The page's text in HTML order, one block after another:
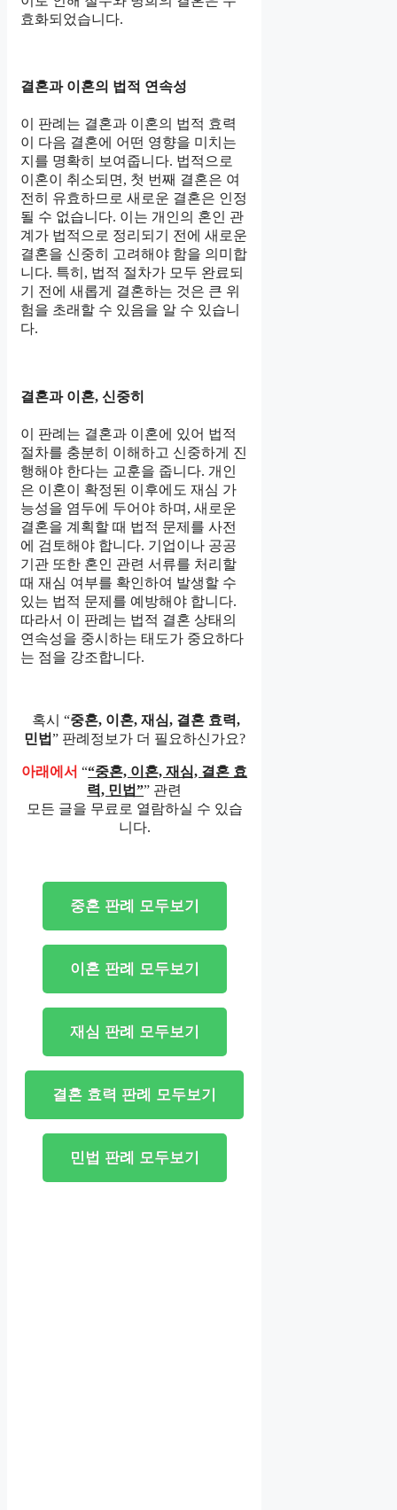
효화되었습니다.
결혼과 이혼의 법적 연속성
이 판례는 결혼과 이혼의 법적 효력
이 다음 결혼에 어떤 영향을 미치는
지를 명확히 보여줍니다. 법적으로
이혼이 취소되면, 첫 번째 결혼은 여
전히 유효하므로 새로운 결혼은 인정
될 수 없습니다. 이는 개인의 혼인 관
계가 법적으로 정리되기 전에 새로운
결혼을 신중히 고려해야 함을 의미합
니다. 특히, 법적 절차가 모두 완료되
기 전에 새롭게 결혼하는 것은 큰 위
험을 초래할 수 있음을 알 수 있습니
다.
결혼과 이혼, 신중히
이 판례는 결혼과 이혼에 있어 법적
절차를 충분히 이해하고 신중하게 진
행해야 한다는 교훈을 줍니다. 개인
은 이혼이 확정된 이후에도 재심 가
능성을 염두에 두어야 하며, 새로운
결혼을 계획할 때 법적 문제를 사전
에 검토해야 합니다. 기업이나 공공
기관 또한 혼인 관련 서류를 처리할
때 재심 여부를 확인하여 발생할 수
있는 법적 문제를 예방해야 합니다.
따라서 이 판례는 법적 결혼 상태의
연속성을 중시하는 태도가 중요하다
는 점을 강조합니다.
혹시 “중혼, 이혼, 재심, 결혼 효력,
민법” 판례정보가 더 필요하신가요?
아래에서 ““중혼, 이혼, 재심, 결혼 효
력, 민법”” 관련
모든 글을 무료로 열람하실 수 있습
니다.
중혼 판례 모두보기
이혼 판례 모두보기
재심 판례 모두보기
결혼 효력 판례 모두보기
민법 판례 모두보기